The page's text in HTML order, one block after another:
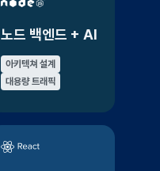
노드 백엔드 + AI
아키텍쳐 설계
대용량 트래픽